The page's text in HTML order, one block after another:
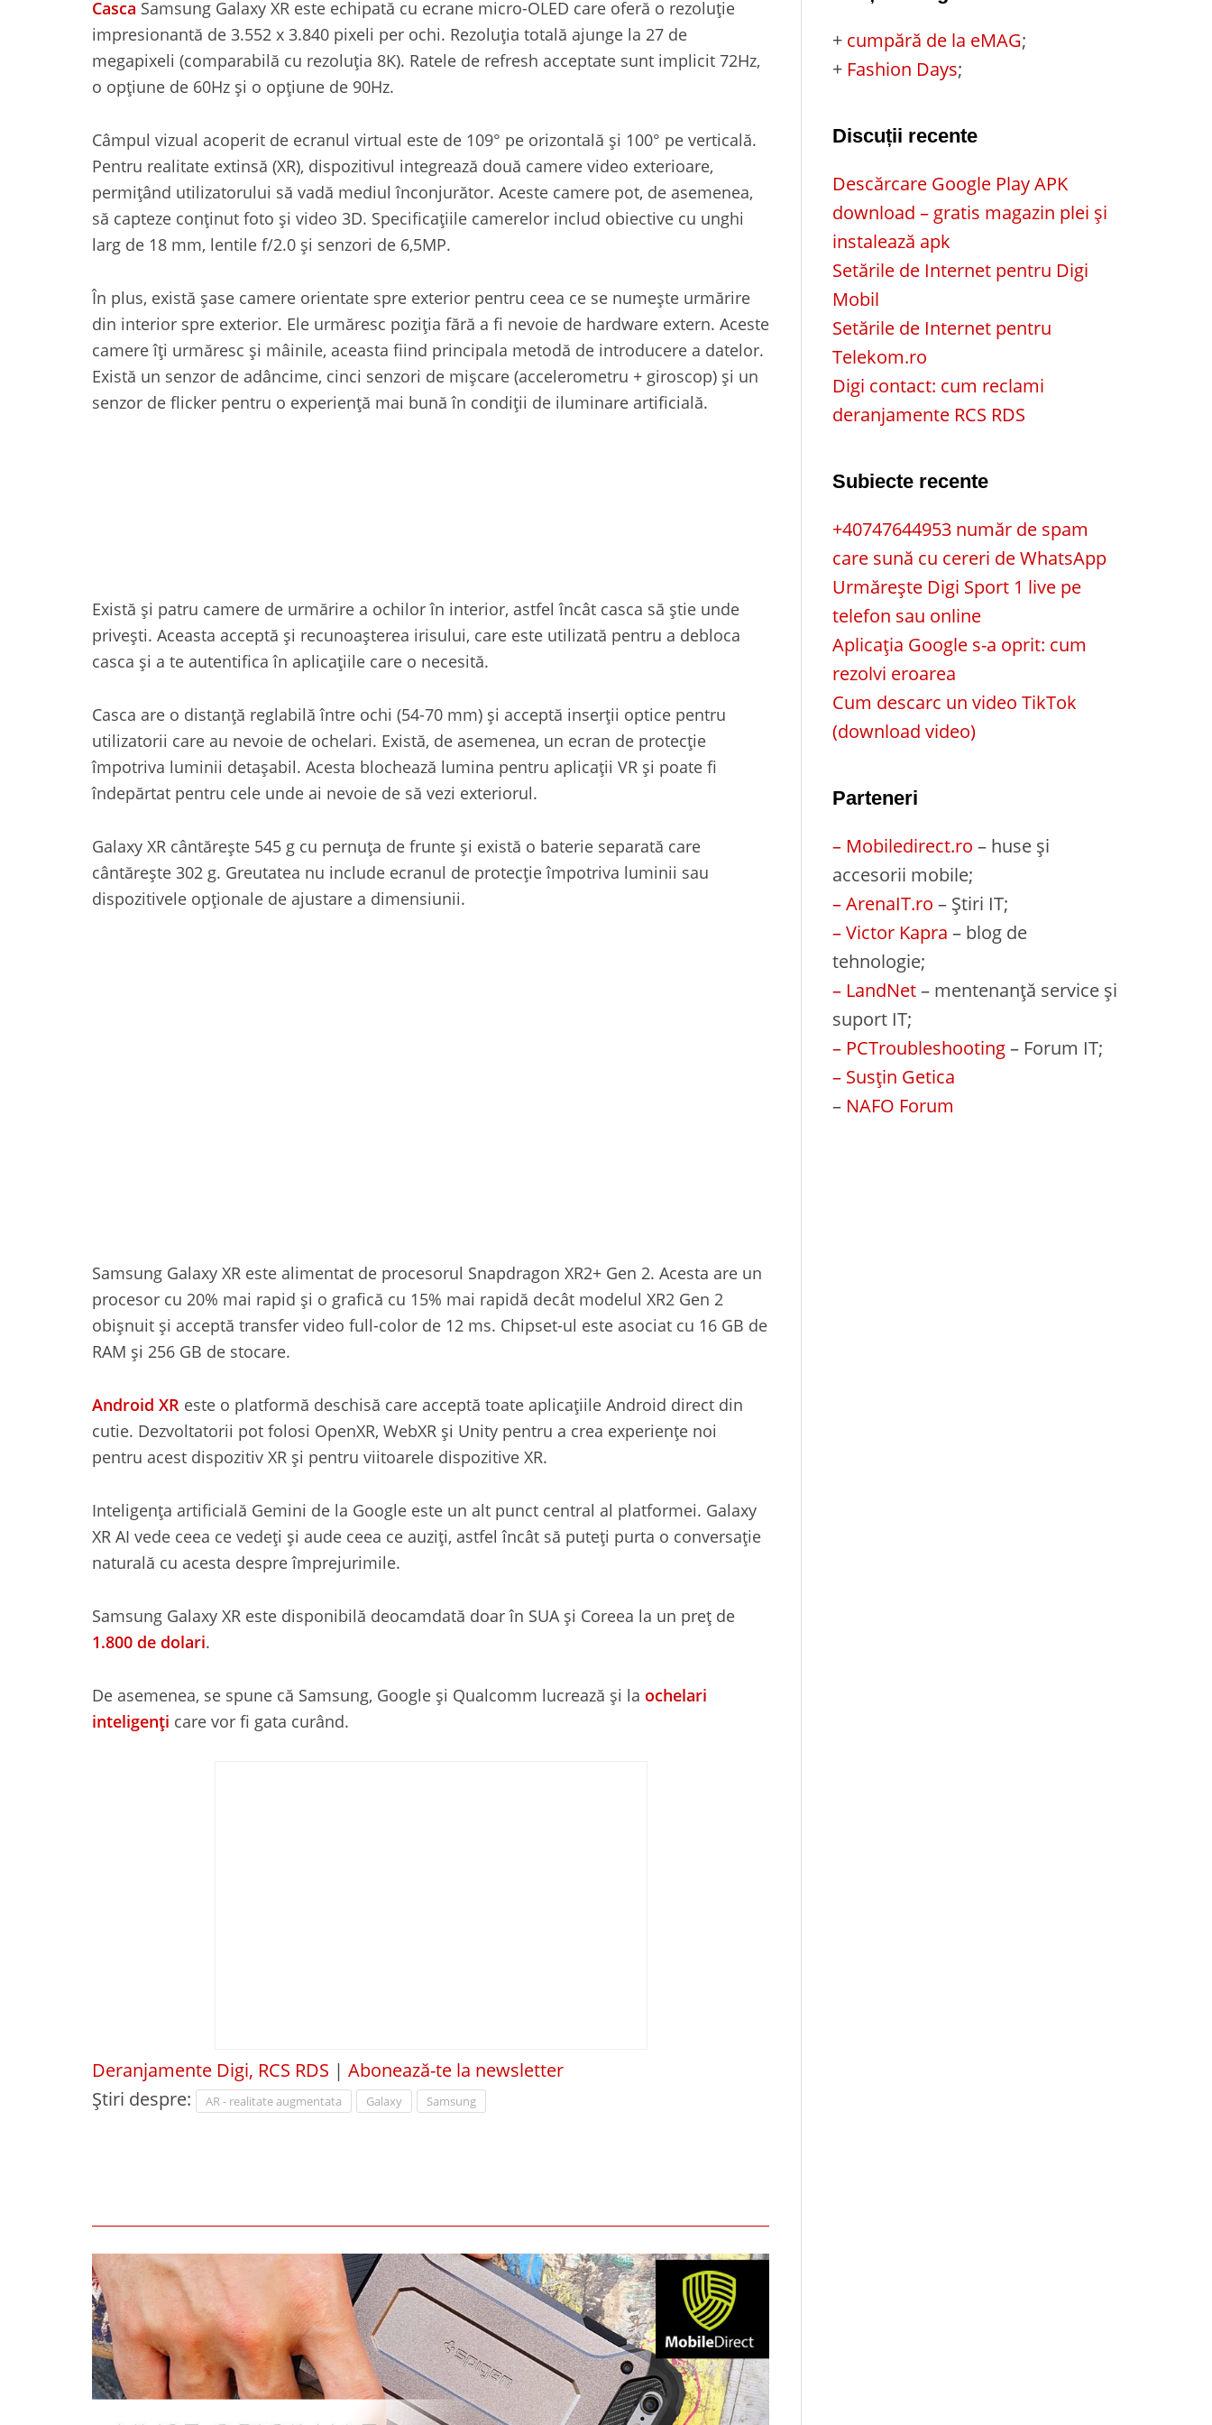
Casca Samsung Galaxy XR este echipată cu ecrane micro-OLED care oferă o rezoluție
impresionantă de 3.552 x 3.840 pixeli per ochi. Rezoluția totală ajunge la 27 de
megapixeli (comparabilă cu rezoluția 8K). Ratele de refresh acceptate sunt implicit 72Hz,
o opțiune de 60Hz și o opțiune de 90Hz.
Câmpul vizual acoperit de ecranul virtual este de 109° pe orizontală și 100° pe verticală.
Pentru realitate extinsă (XR), dispozitivul integrează două camere video exterioare,
permițând utilizatorului să vadă mediul înconjurător. Aceste camere pot, de asemenea,
să capteze conținut foto și video 3D. Specificațiile camerelor includ obiective cu unghi
larg de 18 mm, lentile f/2.0 și senzori de 6,5MP.
În plus, există șase camere orientate spre exterior pentru ceea ce se numește urmărire
din interior spre exterior. Ele urmăresc poziția fără a fi nevoie de hardware extern. Aceste
camere îți urmăresc și mâinile, aceasta fiind principala metodă de introducere a datelor.
Există un senzor de adâncime, cinci senzori de mișcare (accelerometru + giroscop) și un
senzor de flicker pentru o experiență mai bună în condiții de iluminare artificială.
Există și patru camere de urmărire a ochilor în interior, astfel încât casca să știe unde
privești. Aceasta acceptă și recunoașterea irisului, care este utilizată pentru a debloca
casca și a te autentifica în aplicațiile care o necesită.
Casca are o distanță reglabilă între ochi (54-70 mm) și acceptă inserții optice pentru
utilizatorii care au nevoie de ochelari. Există, de asemenea, un ecran de protecție
împotriva luminii detașabil. Acesta blochează lumina pentru aplicații VR și poate fi
îndepărtat pentru cele unde ai nevoie de să vezi exteriorul.
Galaxy XR cântărește 545 g cu pernuța de frunte și există o baterie separată care
cântărește 302 g. Greutatea nu include ecranul de protecție împotriva luminii sau
dispozitivele opționale de ajustare a dimensiunii.
Samsung Galaxy XR este alimentat de procesorul Snapdragon XR2+ Gen 2. Acesta are un
procesor cu 20% mai rapid și o grafică cu 15% mai rapidă decât modelul XR2 Gen 2
obișnuit și acceptă transfer video full-color de 12 ms. Chipset-ul este asociat cu 16 GB de
RAM și 256 GB de stocare.
Android XR este o platformă deschisă care acceptă toate aplicațiile Android direct din
cutie. Dezvoltatorii pot folosi OpenXR, WebXR și Unity pentru a crea experiențe noi
pentru acest dispozitiv XR și pentru viitoarele dispozitive XR.
Inteligența artificială Gemini de la Google este un alt punct central al platformei. Galaxy
XR AI vede ceea ce vedeți și aude ceea ce auziți, astfel încât să puteți purta o conversație
naturală cu acesta despre împrejurimile.
Samsung Galaxy XR este disponibilă deocamdată doar în SUA și Coreea la un preț de
1.800 de dolari.
De asemenea, se spune că Samsung, Google și Qualcomm lucrează și la ochelari
inteligenți care vor fi gata curând.
Deranjamente Digi, RCS RDS | Abonează-te la newsletter
Știri despre:
AR - realitate augmentata Galaxy Samsung
+ cumpără de la eMAG;
+ Fashion Days;
Discuții recente
Descărcare Google Play APK
download – gratis magazin plei și
instalează apk
Setările de Internet pentru Digi
Mobil
Setările de Internet pentru
Telekom.ro
Digi contact: cum reclami
deranjamente RCS RDS
Subiecte recente
+40747644953 număr de spam
care sună cu cereri de WhatsApp
Urmărește Digi Sport 1 live pe
telefon sau online
Aplicația Google s-a oprit: cum
rezolvi eroarea
Cum descarc un video TikTok
(download video)
Parteneri
– Mobiledirect.ro – huse și
accesorii mobile;
– ArenaIT.ro – Știri IT;
– Victor Kapra – blog de
tehnologie;
– LandNet– mentenanță service și
suport IT;
– PCTroubleshooting– Forum IT;
– Susțin Getica
– NAFO Forum